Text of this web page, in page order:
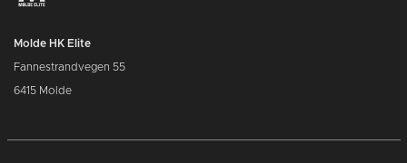
Molde HK Elite
Fannestrandvegen 55
6415 Molde